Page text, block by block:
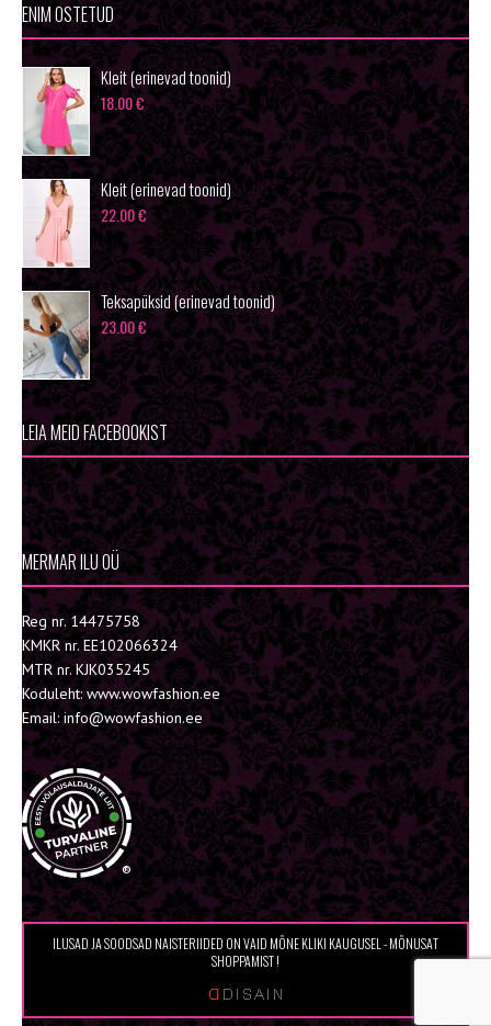
ENIM OSTETUD
Kleit (erinevad toonid)
18.00€
Kleit (erinevad toonid)
22.00€
Teksapüksid (erinevad toonid)
23.00€
LEIA MEID FACEBOOKIST
Wowfashion
MERMAR ILU OÜ
Reg nr. 14475758
KMKR nr. EE102066324
MTR nr. KJK035245
Koduleht: www.wowfashion.ee
Email: info@wowfashion.ee
®
ILUSAD JA SOODSAD NAISTERIIDED ON VAID MÕNE KLIKI KAUGUSEL - MÕNUSAT
SHOPPAMIST !